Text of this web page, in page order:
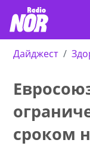
Дайджест
сроком